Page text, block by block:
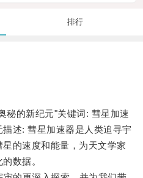
排行
的新纪元"关键词: 彗星加速
述: 彗星加速器是人类追寻宇
的速度和能量，为天文学家
数据。